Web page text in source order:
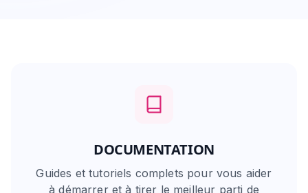
DOCUMENTATION
Guides et tutoriels complets pour vous aider
à démarrer et à tirer le meilleur parti de